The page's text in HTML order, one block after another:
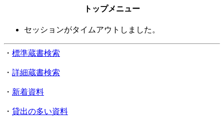
トップメニュー
セッションがタイムアウトしました。
・ 標準蔵書検索
・ 詳細蔵書検索
・ 新着資料
・ 貸出の多い資料